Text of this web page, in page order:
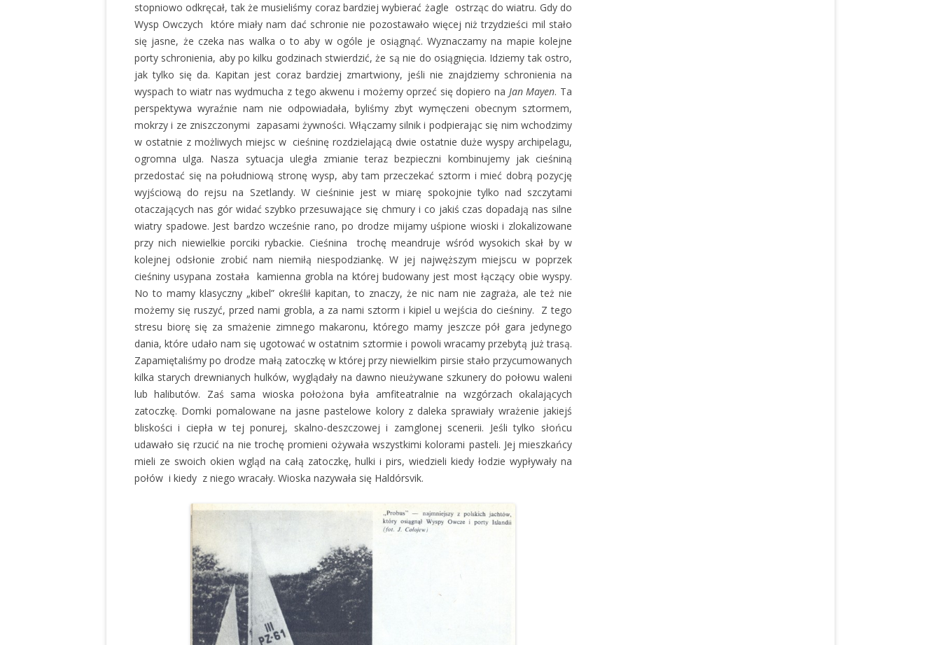
stopniowo odkręcał, tak że musieliśmy coraz bardziej wybierać żagle ostrząc do wiatru. Gdy do
Wysp Owczych które miały nam dać schronie nie pozostawało więcej niż trzydzieści mil stało
się jasne, że czeka nas walka o to aby w ogóle je osiągnąć. Wyznaczamy na mapie kolejne
porty schronienia, aby po kilku godzinach stwierdzić, że są nie do osiągnięcia. Idziemy tak ostro,
jak tylko się da. Kapitan jest coraz bardziej zmartwiony, jeśli nie znajdziemy schronienia na
wyspach to wiatr nas wydmucha z tego akwenu i możemy oprzeć się dopiero na Jan Mayen. Ta
perspektywa wyraźnie nam nie odpowiadała, byliśmy zbyt wymęczeni obecnym sztormem,
mokrzy i ze zniszczonymi zapasami żywności. Włączamy silnik i podpierając się nim wchodzimy
w ostatnie z możliwych miejsc w cieśninę rozdzielającą dwie ostatnie duże wyspy archipelagu,
ogromna ulga. Nasza sytuacja uległa zmianie teraz bezpieczni kombinujemy jak cieśniną
przedostać się na południową stronę wysp, aby tam przeczekać sztorm i mieć dobrą pozycję
wyjściową do rejsu na Szetlandy. W cieśninie jest w miarę spokojnie tylko nad szczytami
otaczających nas gór widać szybko przesuwające się chmury i co jakiś czas dopadają nas silne
wiatry spadowe. Jest bardzo wcześnie rano, po drodze mijamy uśpione wioski i zlokalizowane
przy nich niewielkie porciki rybackie. Cieśnina trochę meandruje wśród wysokich skał by w
kolejnej odsłonie zrobić nam niemiłą niespodziankę. W jej najwęższym miejscu w poprzek
cieśniny usypana została kamienna grobla na której budowany jest most łączący obie wyspy.
No to mamy klasyczny „kibel” określił kapitan, to znaczy, że nic nam nie zagraża, ale też nie
możemy się ruszyć, przed nami grobla, a za nami sztorm i kipiel u wejścia do cieśniny. Z tego
stresu biorę się za smażenie zimnego makaronu, którego mamy jeszcze pół gara jedynego
dania, które udało nam się ugotować w ostatnim sztormie i powoli wracamy przebytą już trasą.
Zapamiętaliśmy po drodze małą zatoczkę w której przy niewielkim pirsie stało przycumowanych
kilka starych drewnianych hulków, wyglądały na dawno nieużywane szkunery do połowu waleni
lub halibutów. Zaś sama wioska położona była amfiteatralnie na wzgórzach okalających
zatoczkę. Domki pomalowane na jasne pastelowe kolory z daleka sprawiały wrażenie jakiejś
bliskości i ciepła w tej ponurej, skalno-deszczowej i zamglonej scenerii. Jeśli tylko słońcu
udawało się rzucić na nie trochę promieni ożywała wszystkimi kolorami pasteli. Jej mieszkańcy
mieli ze swoich okien wgląd na całą zatoczkę, hulki i pirs, wiedzieli kiedy łodzie wypływały na
połów i kiedy z niego wracały. Wioska nazywała się Haldórsvik.